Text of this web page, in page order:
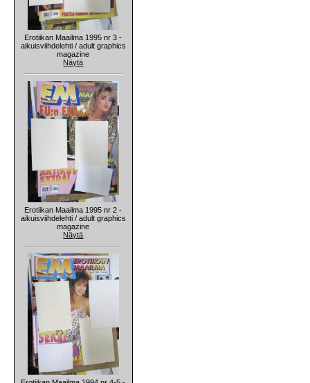
Erotiikan Maailma 1995 nr 3 -
aikuisviihdelehti / adult graphics
magazine
Näytä
Erotiikan Maailma 1995 nr 2 -
aikuisviihdelehti / adult graphics
magazine
Näytä